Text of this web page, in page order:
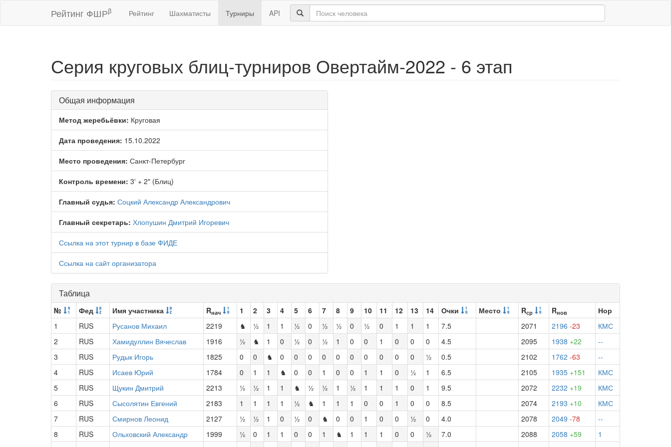
Рейтинг ФШРβ Рейтинг Шахматисты Турниры API
Серия круговых блиц-турниров Овертайм-2022 - 6 этап
Общая информация
Метод жеребьёвки: Круговая
Дата проведения: 15.10.2022
Место проведения: Санкт-Петербург
Контроль времени: 3' + 2" (Блиц)
Главный судья: Соцкий Александр Александрович
Главный секретарь: Хлопушин Дмитрий Игоревич
Ссылка на этот турнир в базе ФИДЕ
Ссылка на сайт организатора
Таблица
№ Фед Имя участника Rнач 1 2 3 4 5 6 7 8 9 10 11 12 13 14 Очки Место Rср Rнов
Нор
1
RUS Русанов Михаил 2219 ♞ ½ 1 1 ½ 0 ½ ½ 0 ½ 0 1 1 1 7.5 2071 2196 -23
КМС
2
RUS Хамидуллин Вячеслав 1916 ½ ♞ 1 0 ½ 0 ½ 1 0 0 1 0 0 0 4.5 2095 1938 +22
--
3
RUS Рудык Игорь 1825 0 0 ♞ 0 0 0 0 0 0 0 0 0 0 ½ 0.5 2102 1762 -63
--
4
RUS Исаев Юрий 1784 0 1 1 ♞ 0 0 1 0 0 1 1 0 ½ 1 6.5 2105 1935 +151
КМС
5
RUS Щукин Дмитрий 2213 ½ ½ 1 1 ♞ ½ ½ 1 ½ 1 1 1 0 1 9.5 2072 2232 +19
КМС
6
RUS Сысолятин Евгений 2183 1 1 1 1 ½ ♞ 1 1 1 0 0 1 0 0 8.5 2074 2193 +10
КМС
7
RUS Смирнов Леонид 2127 ½ ½ 1 0 ½ 0 ♞ 0 0 1 0 0 ½ 0 4.0 2078 2049 -78
--
8
RUS Ольховский Александр 1999 ½ 0 1 1 0 0 1 ♞ 1 1 1 0 0 ½ 7.0 2088 2058 +59
1